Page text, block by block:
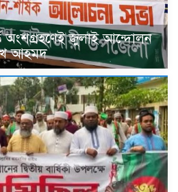
অংশগ্রহণেই জুলাই আন্দোলন
আহমদ